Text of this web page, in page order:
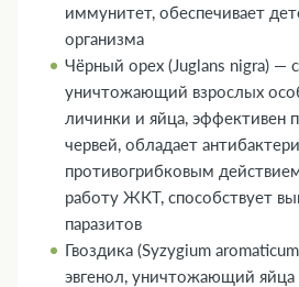
иммунитет, обеспечивает
организма
Чёрный орех (Juglans nigra) —
уничтожающий взрослых
личинки и яйца, эффективен
червей, обладает
противогрибковым
работу ЖКТ, способствует
паразитов
Гвоздика (Syzygium
эвгенол, уничтожающий яйца